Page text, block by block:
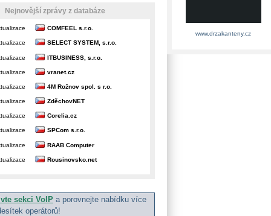
Nejnovější zprávy z databáze
COMFEEL s.r.o.
SELECT SYSTEM, s.r.o.
ITBUSINESS, s.r.o.
vranet.cz
4M Rožnov spol. s r.o.
ZděchovNET
Corelia.cz
SPCom s.r.o.
RAAB Computer
Rousinovsko.net
sekci VoIP a porovnejte nabídku více
operátorů!
www.drzakanteny.cz